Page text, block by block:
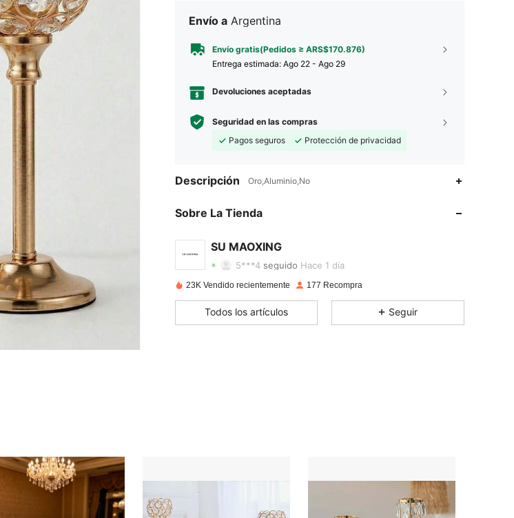
Envío a Argentina
Envío gratis(Pedidos ≥ ARS$170.876)
Entrega estimada: Ago 22 - Ago 29
Devoluciones aceptadas
Seguridad en las compras
Pagos seguros
Protección de privacidad
Descripción Oro,Aluminio,No
Sobre La Tienda
SU MAOXING
4,76 12
4,76
4,76
5***4 seguido Hace 1 día
4,76
23K Vendido recientemente 177 Recompra
Todos los artículos Seguir